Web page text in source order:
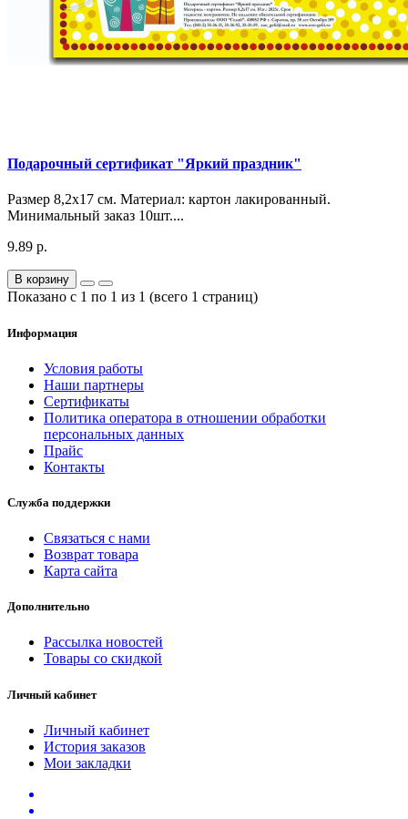
Подарочный сертификат "Яркий праздник"
Размер 8,2х17 см. Материал: картон лакированный.
Минимальный заказ 10шт....
9.89 р.
В корзину
Показано с 1 по 1 из 1 (всего 1 страниц)
Информация
Условия работы
Наши партнеры
Сертификаты
Политика оператора в отношении обработки
персональных данных
Прайс
Контакты
Служба поддержки
Связаться с нами
Возврат товара
Карта сайта
Дополнительно
Рассылка новостей
Товары со скидкой
Личный кабинет
Личный кабинет
История заказов
Мои закладки